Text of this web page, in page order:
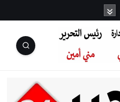
مجلس